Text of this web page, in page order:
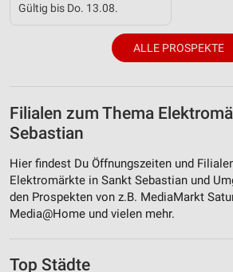
Gültig bis Do. 13.08.
ALLE PROSPEKTE
Filialen zum Thema
Sebastian
Hier findest Du Öffnungszeiten und
Elektromärkte in Sankt Sebastian und
den Prospekten von z.B. MediaMarkt
Media@Home und vielen mehr.
Top Städte